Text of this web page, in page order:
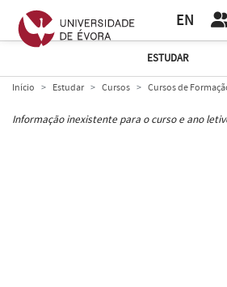
EN
ESTUDAR
Início Estudar Cursos Cursos de
Informação inexistente para o curso e ano